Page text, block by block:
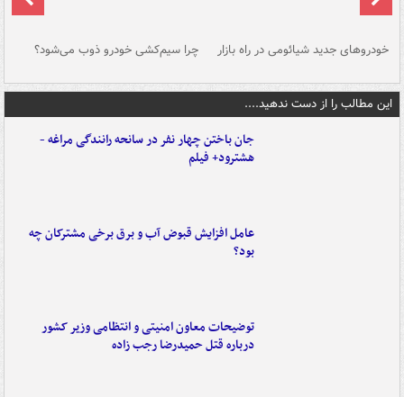
خودروهای جدید شیائومی در راه بازار چرا سیم‌کشی خودرو ذوب می‌شود؟
این مطالب را از دست ندهید....
جان باختن چهار نفر در سانحه رانندگی مراغه -
هشترود+ فیلم
عامل افزایش قبوض آب و برق برخی مشترکان چه
بود؟
توضیحات معاون امنیتی و انتظامی وزیر کشور
درباره قتل حمیدرضا رجب زاده